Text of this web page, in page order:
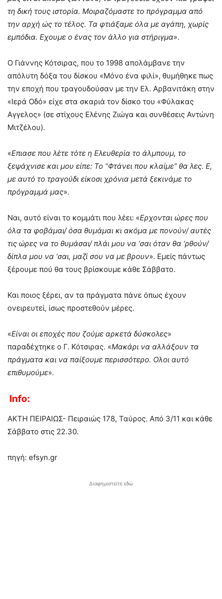
τη δική τους ιστορία. Μοιραζόμαστε το πρόγραμμα από
την αρχή ώς το τέλος. Τα φτιάξαμε όλα με αγάπη, χωρίς
εμπόδια. Εχουμε ο ένας τον άλλο για στήριγμα».
Ο Γιάννης Κότσιρας, που το 1998 απολάμβανε την
απόλυτη δόξα του δίσκου «Μόνο ένα φιλί», θυμήθηκε πως
την εποχή που τραγουδούσαν με την Ελ. Αρβανιτάκη στην
«Ιερά Οδό» είχε στα σκαριά τον δίσκο του «Φύλακας
Αγγελος» (σε στίχους Ελένης Ζιώγα και συνθέσεις Αντώνη
Μιτζέλου).
«Επιασε που λέτε τότε η Ελευθερία το άλμπουμ, το
ξεψάχνισε και μου είπε: Το “Φτάνει που κλαίμε” θα λες. Ε,
με αυτό το τραγούδι είκοσι χρόνια μετά ξεκινάμε το
πρόγραμμά μας».
Ναι, αυτό είναι το κομμάτι που λέει: «Ερχονται ώρες που
όλα τα φοβάμαι/ όσα θυμάμαι κι ακόμα με πονούν/ αυτές
τις ώρες να το θυμάσαι/ πλάι μου να ‘σαι όταν θα ‘ρθούν/
δίπλα μου να ‘σαι, μαζί σου να με βρουν». Εμείς πάντως
ξέρουμε πού θα τους βρίσκουμε κάθε Σάββατο.
Και ποιος ξέρει, αν τα πράγματα πάνε όπως έχουν
ονειρευτεί, ίσως προστεθούν μέρες.
«Είναι οι εποχές που ζούμε αρκετά δύσκολες»
παραδέχτηκε ο Γ. Κότσιρας. «Μακάρι να αλλάξουν τα
πράγματα και να παίξουμε περισσότερο. Ολοι αυτό
επιθυμούμε».
Info:
ΑΚΤΗ ΠΕΙΡΑΙΩΣ- Πειραιώς 178, Ταύρος. Από 3/11 και κάθε
Σάββατο στις 22.30.
πηγή: efsyn.gr
Διαφημιστείτε εδώ